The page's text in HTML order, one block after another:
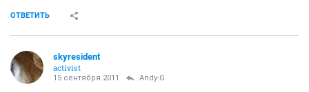
ОТВЕТИТЬ
skyresident
activist
15 сентября 2011 Andy-G